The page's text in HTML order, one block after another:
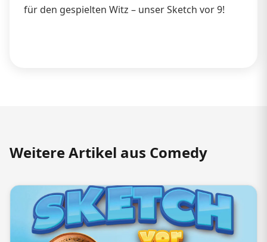
für den gespielten Witz – unser Sketch vor 9!
Weitere Artikel aus Comedy